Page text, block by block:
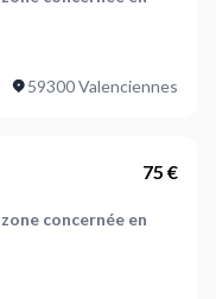
?
court, tirer les
59300 Valenciennes
75 €
concernée en